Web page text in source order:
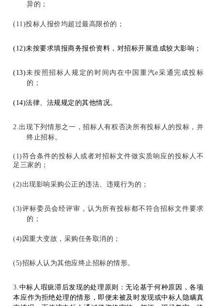
异的；
(11)投标人报价均超过最高限价的；
(12)未按要求填报商务报价资料，对招标开展造成较大影响；
(13)未按照招标人规定的时间内在中国重汽e采通完成投标
的；
(14)法律、法规规定的其他情况。
2.出现下列情形之一，招标人有权否决所有投标人的投标，并
终止招标。
(1)符合条件的投标人或者对招标文件做实质响应的投标人不
足三家的；
(2) 出现影响采购公正的违法、违规行为的；
(3)评标委员会经评审，认为所有投标都不符合招标文件要求
的；
(4) 因重大变故，采购任务取消的；
(5)招标人认为其他应终止招标的情形。
3.中标人瑕疵滞后发现的处理原则：无论基于何种原因，各项
本应作为拒绝处理的情形，即便未被及时发现或中标人隐瞒真